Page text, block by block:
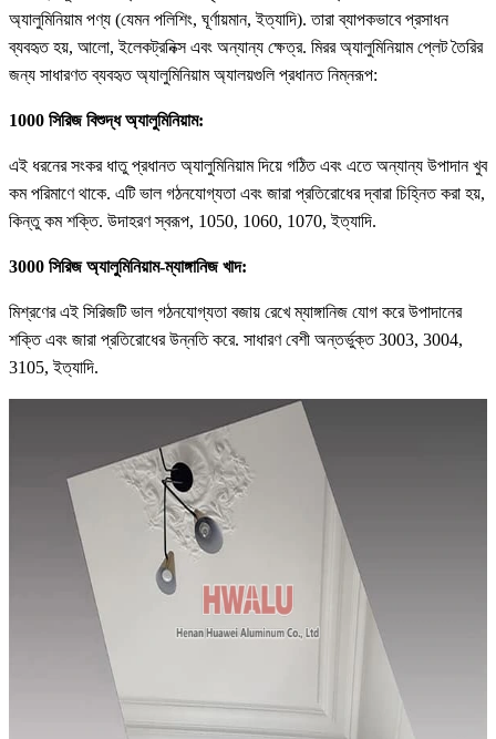
অ্যালুমিনিয়াম পণ্য (যেমন পলিশিং, ঘূর্ণায়মান, ইত্যাদি). তারা ব্যাপকভাবে প্রসাধন
ব্যবহৃত হয়, আলো, ইলেকট্রনিক্স এবং অন্যান্য ক্ষেত্র. মিরর অ্যালুমিনিয়াম প্লেট তৈরির
জন্য সাধারণত ব্যবহৃত অ্যালুমিনিয়াম অ্যালয়গুলি প্রধানত নিম্নরূপ:
1000 সিরিজ বিশুদ্ধ অ্যালুমিনিয়াম:
এই ধরনের সংকর ধাতু প্রধানত অ্যালুমিনিয়াম দিয়ে গঠিত এবং এতে অন্যান্য উপাদান খুব
কম পরিমাণে থাকে. এটি ভাল গঠনযোগ্যতা এবং জারা প্রতিরোধের দ্বারা চিহ্নিত করা হয়,
কিন্তু কম শক্তি. উদাহরণ স্বরূপ, 1050, 1060, 1070, ইত্যাদি.
3000 সিরিজ অ্যালুমিনিয়াম-ম্যাঙ্গানিজ খাদ:
মিশ্রণের এই সিরিজটি ভাল গঠনযোগ্যতা বজায় রেখে ম্যাঙ্গানিজ যোগ করে উপাদানের
শক্তি এবং জারা প্রতিরোধের উন্নতি করে. সাধারণ বেশী অন্তর্ভুক্ত 3003, 3004,
3105, ইত্যাদি.